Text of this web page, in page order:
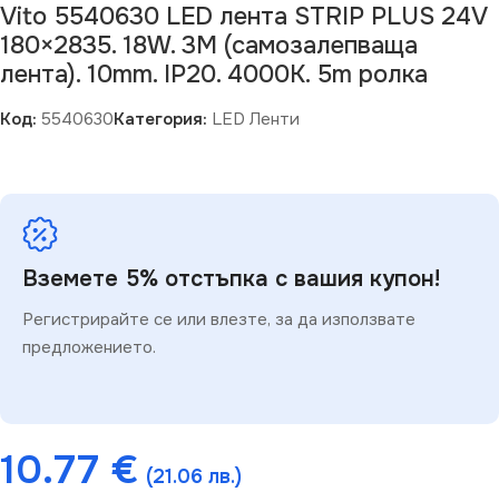
Vito 5540630 LED лента STRIP PLUS 24V
180×2835. 18W. 3M (самозалепваща
лента). 10mm. IP20. 4000K. 5m ролка
Код: 5540630Категория: LED Ленти
Вземете 5% отстъпка с вашия купон!
Регистрирайте се или влезте, за да използвате
предложението.
10.77 € (21.06 лв.)